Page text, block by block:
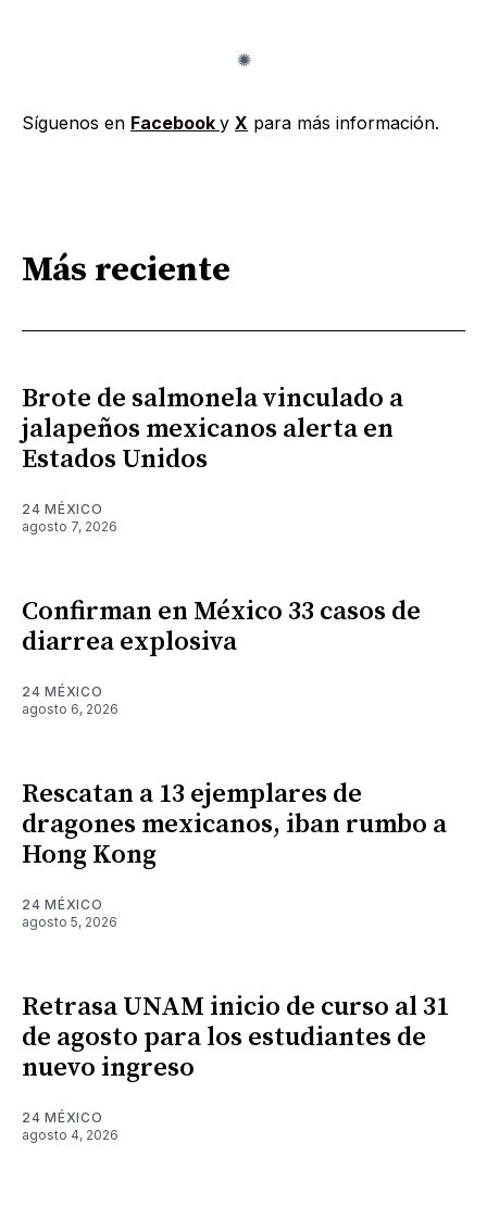
Síguenos en Facebook y X para más información.
Más reciente
Brote de salmonela vinculado a
jalapeños mexicanos alerta en
Estados Unidos
24 MÉXICO
agosto 7, 2026
Confirman en México 33 casos de
diarrea explosiva
24 MÉXICO
agosto 6, 2026
Rescatan a 13 ejemplares de
dragones mexicanos, iban rumbo a
Hong Kong
24 MÉXICO
agosto 5, 2026
Retrasa UNAM inicio de curso al 31
de agosto para los estudiantes de
nuevo ingreso
24 MÉXICO
agosto 4, 2026